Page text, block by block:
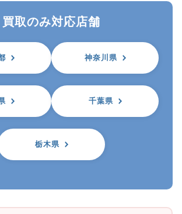
買取のみ対応店舗
神奈川県
千葉県
栃木県